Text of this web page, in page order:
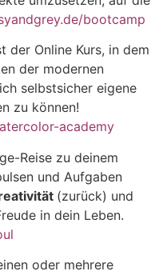
bootcamp
der Online Kurs, in dem
der modernen
selbstsicher eigene
zu können!
academy
Reise zu deinem
und Aufgaben
(zurück) und
in dein Leben.
oder mehrere